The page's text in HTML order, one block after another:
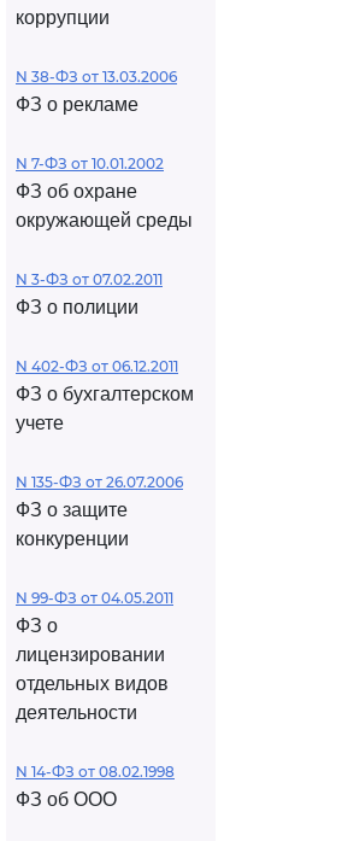
коррупции
N 38-ФЗ от 13.03.2006
ФЗ о рекламе
N 7-ФЗ от 10.01.2002
ФЗ об охране
окружающей среды
N 3-ФЗ от 07.02.2011
ФЗ о полиции
N 402-ФЗ от 06.12.2011
ФЗ о бухгалтерском
учете
N 135-ФЗ от 26.07.2006
ФЗ о защите
конкуренции
N 99-ФЗ от 04.05.2011
ФЗ о
лицензировании
отдельных видов
деятельности
N 14-ФЗ от 08.02.1998
ФЗ об ООО